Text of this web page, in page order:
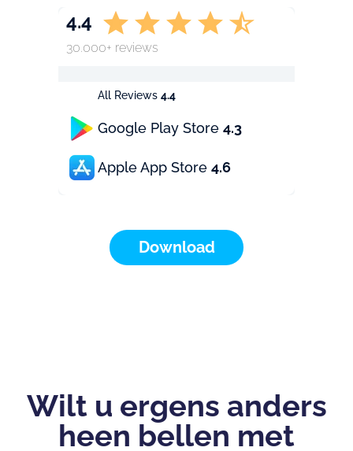
All Reviews 4.4
Google Play Store 4.3
Apple App Store 4.6
4.4
30.000+ reviews
Download
Wilt u ergens anders
heen bellen met